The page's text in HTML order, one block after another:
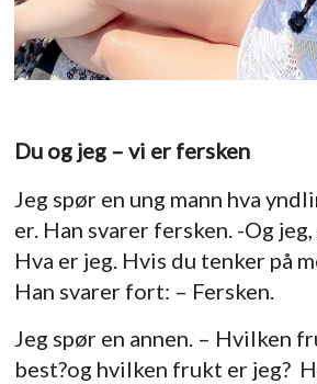
Du og jeg – vi er fersken
Jeg spør en ung mann hva
er. Han svarer fersken. -Og
Hva er jeg. Hvis du tenker på
Han svarer fort: – Fersken.
Jeg spør en annen. – Hvilken
best?og hvilken frukt er jeg?